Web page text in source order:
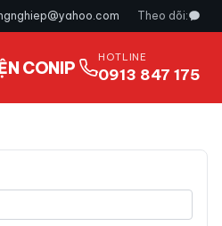
Theo dõi:
CONIP
HOTLINE
0913 847 175